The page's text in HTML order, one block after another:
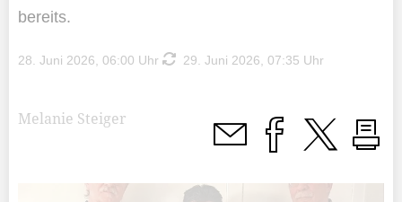
bereits.
28. Juni 2026, 06:00 Uhr 29. Juni 2026, 07:35 Uhr
Melanie Steiger